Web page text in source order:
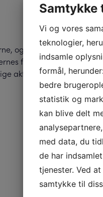
og et af de praktiske
for at give ekstra
aktiviteter,
Samtykke
Vi og vores
teknologier,
indsamle
formål,
bedre
statistik og
kan blive delt
med data, du
de har
tjenester. Ved
samtykke til